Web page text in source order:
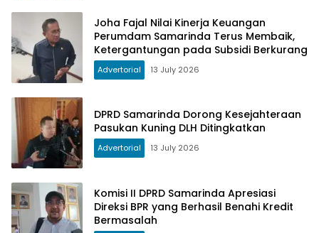
Joha Fajal Nilai Kinerja Keuangan
Perumdam Samarinda Terus Membaik,
Ketergantungan pada Subsidi Berkurang
Advertorial 13 July 2026
DPRD Samarinda Dorong Kesejahteraan
Pasukan Kuning DLH Ditingkatkan
Advertorial 13 July 2026
Komisi II DPRD Samarinda Apresiasi
Direksi BPR yang Berhasil Benahi Kredit
Bermasalah